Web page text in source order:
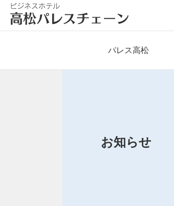
パレス高松
お知らせ